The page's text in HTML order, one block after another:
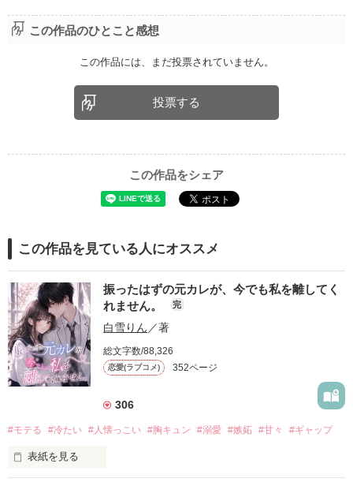
この作品のひとこと感想
この作品には、まだ投票されていません。
投票する
この作品をシェア
この作品を見ている人にオススメ
振ったはずの元カレが、今でも私を離してく
れません。
完
白雪りん ／著
総文字数/88,326
恋愛(ラブコメ) 352ページ
306
#モテる #冷たい #人懐っこい #胸キュン #溺愛 #嫉妬 #甘々 #ギャップ
表紙を見る